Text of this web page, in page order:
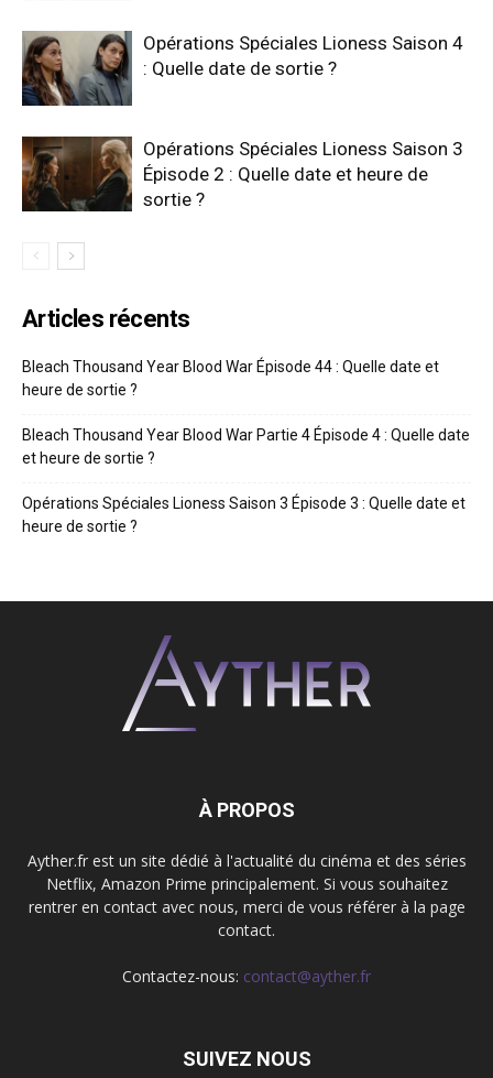
Opérations Spéciales Lioness Saison 4
: Quelle date de sortie ?
Opérations Spéciales Lioness Saison 3
Épisode 2 : Quelle date et heure de
sortie ?
Articles récents
Bleach Thousand Year Blood War Épisode 44 : Quelle date et
heure de sortie ?
Bleach Thousand Year Blood War Partie 4 Épisode 4 : Quelle date
et heure de sortie ?
Opérations Spéciales Lioness Saison 3 Épisode 3 : Quelle date et
heure de sortie ?
À PROPOS
Ayther.fr est un site dédié à l'actualité du cinéma et des séries
Netflix, Amazon Prime principalement. Si vous souhaitez
rentrer en contact avec nous, merci de vous référer à la page
contact.
Contactez-nous: contact@ayther.fr
SUIVEZ NOUS